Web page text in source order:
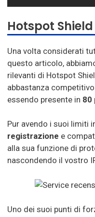
Hotspot
Una volta considerati
questo articolo,
rilevanti di Hotspot
abbastanza
essendo presente in 80
Pur avendo i suoi limiti
registrazione e
alla sua funzione di
nascondendo il vostro
Uno dei suoi punti di